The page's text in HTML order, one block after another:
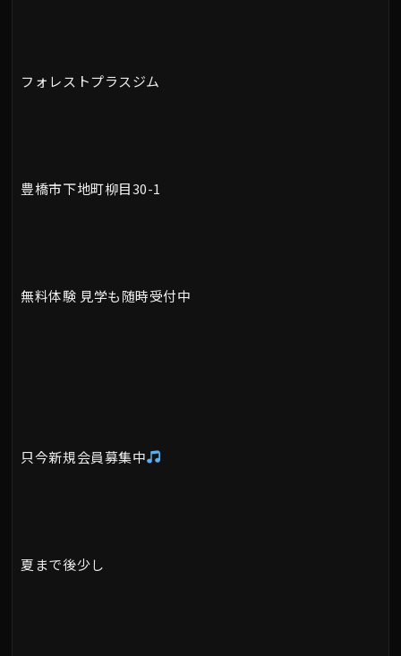
フォレストプラスジム
豊橋市下地町柳目30-1
無料体験 見学も随時受付中
只今新規会員募集中
夏まで後少し